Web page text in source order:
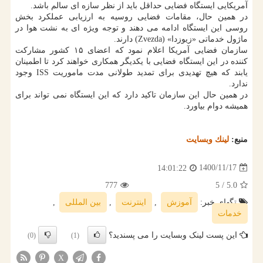
آمریکایی ایستگاه فضایی حداقل باید از نظر سازه ای سالم باشد.
در همین حال، مقامات فضایی روسیه به ارزیابی عملکرد بخش
روسی این ایستگاه ادامه می دهند و توجه ویژه ای به نشت هوا در
ماژول خدماتی «زیوزدا» (Zvezda) دارند.
سازمان فضایی آمریکا اعلام نمود که اعضای ۱۵ کشور مشارکت
کننده در این ایستگاه فضایی با یکدیگر همکاری خواهند کرد تا اطمینان
یابند که هیچ تهدیدی برای تمدید طولانی مدت ماموریت ISS وجود
ندارد.
در همین حال این سازمان تاکید دارد که این ایستگاه نمی تواند برای
همیشه دوام بیاورد.
منبع: لینك وبسایت
1400/11/17
14:01:22
5.0
/ 5
777
تگهای خبر:
آموزش , اینترنت , بین المللی
,
خدمات
این پست لینک وبسایت را می پسندید؟ (1)
(0)
X